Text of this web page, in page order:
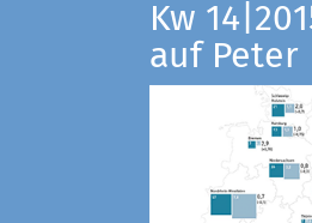
Kw
auf Peter